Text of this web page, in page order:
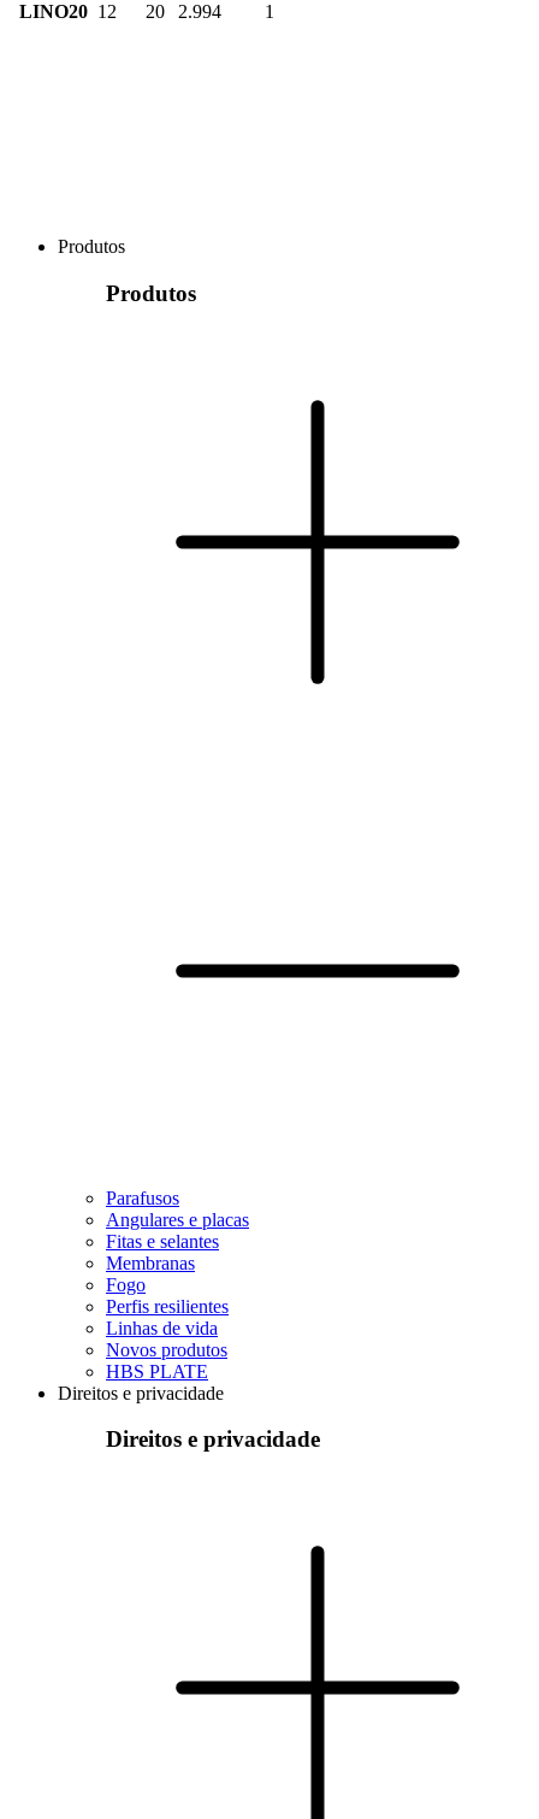
LINO20 12 20 2.994 1
Produtos
Produtos
Parafusos
Angulares e placas
Fitas e selantes
Membranas
Fogo
Perfis resilientes
Linhas de vida
Novos produtos
HBS PLATE
Direitos e privacidade
Direitos e privacidade